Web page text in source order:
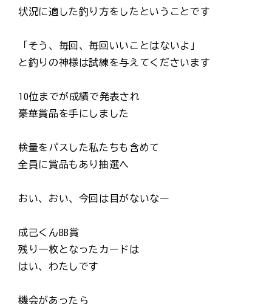
状況に適した釣り方をしたということです
「そう、毎回、毎回いいことはないよ」
と釣りの神様は試練を与えてくださいます
10位までが成績で発表され
豪華賞品を手にしました
検量をパスした私たちも含めて
全員に賞品もあり抽選へ
おい、おい、今回は目がないなー
成己くんBB賞
残り一枚となったカードは
はい、わたしです
機会があったら